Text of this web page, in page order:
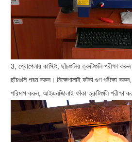
3, প্রোপেলার কাস্টিং, ছাঁচগুলির ত্রুটিগুলি পরীক্ষা
ছাঁচগুলি গরম করুন। নিক্ষেপালাই ফাঁকা গুণ পরীক্ষা
পরিমাপ করুন, আইএনজিালাই ফাঁকা ত্রুটিগুলি